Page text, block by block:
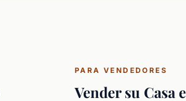
PARA VENDEDORES
Vender su Casa